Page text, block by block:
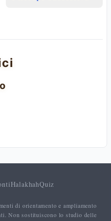
HalakhahQuiz
di orientamento e ampliamento
Non sostituiscono lo studio delle